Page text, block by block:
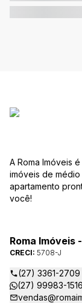
A Roma Imóveis
imóveis de médio
apartamento
você!
Roma Imóveis
CRECI: 5708-J
(27) 3361-2709
(27) 99983-1516